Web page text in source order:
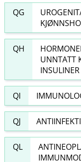
QG
QH
UNNTATT
INSULINER
QI
QJ
QL